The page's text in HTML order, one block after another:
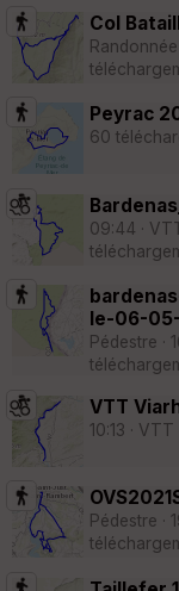
Col
Peyrac
60
09:44 ·
le-06-05-
Pédestre ·
VTT
10:13 ·
Pédestre ·